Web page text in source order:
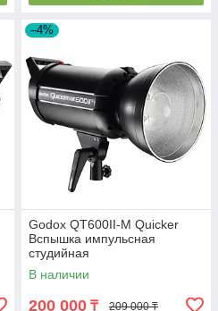
–4%
Godox QT600II-M Quicker
Вспышка импульсная
студийная
В наличии
200 000 ₸ 209 000 ₸